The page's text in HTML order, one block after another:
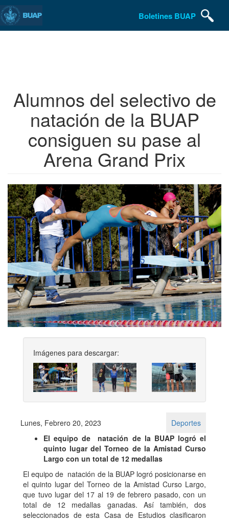
Boletines BUAP
Alumnos del selectivo de
natación de la BUAP
consiguen su pase al
Arena Grand Prix
Imágenes para descargar:
Previous Next
Lunes, Febrero 20, 2023
Deportes
El equipo de natación de la BUAP logró el
quinto lugar del Torneo de la Amistad Curso
Largo con un total de 12 medallas
El equipo de natación de la BUAP logró posicionarse en
el quinto lugar del Torneo de la Amistad Curso Largo,
que tuvo lugar del 17 al 19 de febrero pasado, con un
total de 12 medallas ganadas. Así también, dos
seleccionados de esta Casa de Estudios clasificaron